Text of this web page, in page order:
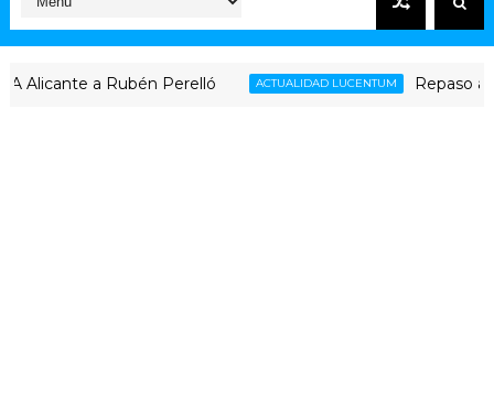
a Rubén Perelló ACTUALIDAD LUCENTUM Repaso al